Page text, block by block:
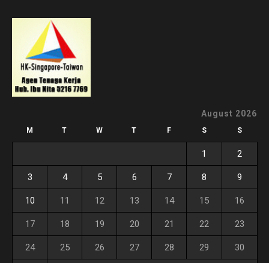
August 2026
M T W T F S S
1 2
3 4 5 6 7 8 9
10 11 12 13 14 15 16
17 18 19 20 21 22 23
24 25 26 27 28 29 30